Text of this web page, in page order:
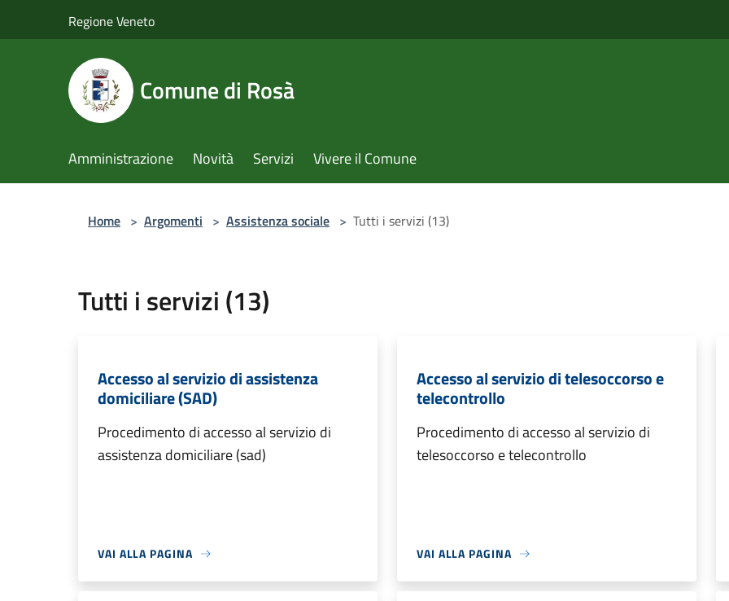
Regione Veneto
Comune di Rosà
Amministrazione Novità Servizi Vivere il Comune
Home > Argomenti > Assistenza sociale > Tutti i servizi (13)
Tutti i servizi (13)
Accesso al servizio di assistenza
domiciliare (SAD)
Procedimento di accesso al servizio di
assistenza domiciliare (sad)
VAI ALLA PAGINA
Accesso al servizio di telesoccorso e
telecontrollo
Procedimento di accesso al servizio di
telesoccorso e telecontrollo
VAI ALLA PAGINA